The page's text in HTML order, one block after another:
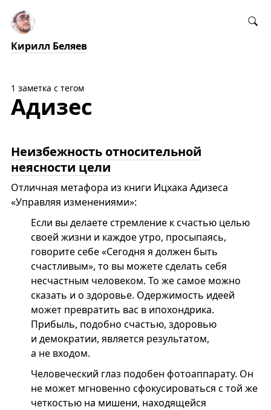
Кирилл Беляев
1 заметка с тегом
Адизес
Неизбежность относительной
неясности цели
Отличная метафора из книги Ицхака Адизеса
«Управляя изменениями»:
Если вы делаете стремление к счастью целью
своей жизни и каждое утро, просыпаясь,
говорите себе «Сегодня я должен быть
счастливым», то вы можете сделать себя
несчастным человеком. То же самое можно
сказать и о здоровье. Одержимость идеей
может превратить вас в ипохондрика.
Прибыль, подобно счастью, здоровью
и демократии, является результатом,
а не входом.
Человеческий глаз подобен фотоаппарату. Он
не может мгновенно сфокусироваться с той же
четкостью на мишени, находящейся